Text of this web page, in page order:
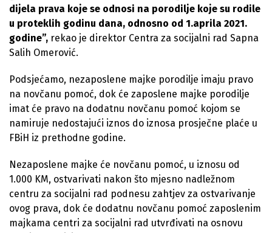
dijela prava koje se odnosi na porodilje koje su rodile
u proteklih godinu dana, odnosno od 1.aprila 2021.
godine”, rekao je direktor Centra za socijalni rad Sapna
Salih Omerović.
Podsjećamo, nezaposlene majke porodilje imaju pravo
na novčanu pomoć, dok će zaposlene majke porodilje
imat će pravo na dodatnu novčanu pomoć kojom se
namiruje nedostajući iznos do iznosa prosječne plaće u
FBiH iz prethodne godine.
Nezaposlene majke će novčanu pomoć, u iznosu od
1.000 KM, ostvarivati nakon što mjesno nadležnom
centru za socijalni rad podnesu zahtjev za ostvarivanje
ovog prava, dok će dodatnu novčanu pomoć zaposlenim
majkama centri za socijalni rad utvrđivati na osnovu